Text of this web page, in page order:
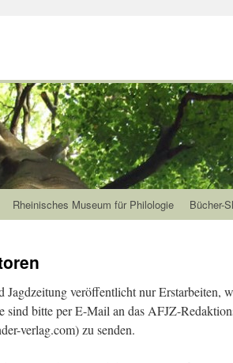
Rheinisches Museum für Philologie Bücher-
veröffentlicht nur Erstarbeiten,
sind bitte per E-Mail an das AFJZ-
verlag.com) zu senden.